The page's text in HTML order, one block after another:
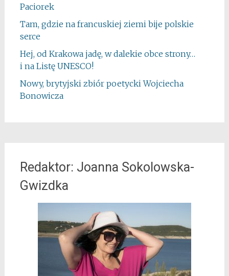
Paciorek
Tam, gdzie na francuskiej ziemi bije polskie
serce
Hej, od Krakowa jadę, w dalekie obce strony…
i na Listę UNESCO!
Nowy, brytyjski zbiór poetycki Wojciecha
Bonowicza
Redaktor: Joanna Sokolowska-
Gwizdka